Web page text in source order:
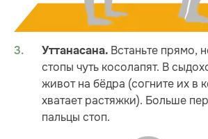
Уттанасана. Встаньте прямо,
стопы чуть косолапят. В
живот на бёдра (согните их в
хватает растяжки). Больше
пальцы стоп.